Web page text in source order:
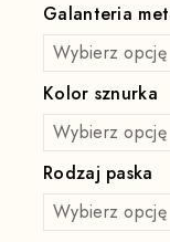
Galanteria
Kolor sznurka
Rodzaj paska